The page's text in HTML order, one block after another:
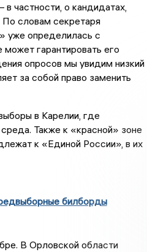
частности, о кандидатах,
словам секретаря
уже определилась с
гарантировать его
опросов мы увидим низкий
за собой право заменить
в Карелии, где
Также к «красной» зоне
к «Единой России», в их
билборды
В Орловской области